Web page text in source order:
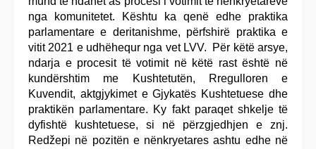
nga komunitetet. Kështu ka qenë edhe praktika
parlamentare e deritanishme, përfshirë praktika e
vitit 2021 e udhëhequr nga vet LVV. Për këtë arsye,
ndarja e procesit të votimit në këtë rast është në
kundërshtim me Kushtetutën, Rregulloren e
Kuvendit, aktgjykimet e Gjykatës Kushtetuese dhe
praktikën parlamentare. Ky fakt paraqet shkelje të
dyfishtë kushtetuese, si në përzgjedhjen e znj.
Redžepi në pozitën e nënkryetares ashtu edhe në